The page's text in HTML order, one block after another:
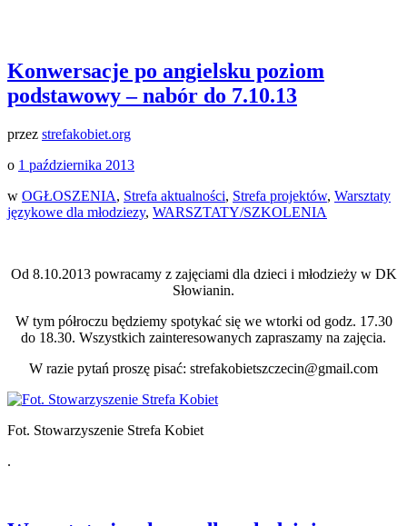
Konwersacje po angielsku poziom
podstawowy – nabór do 7.10.13
przez strefakobiet.org
o 1 października 2013
w OGŁOSZENIA, Strefa aktualności, Strefa projektów, Warsztaty
językowe dla młodziezy, WARSZTATY/SZKOLENIA
Od 8.10.2013 powracamy z zajęciami dla dzieci i młodzieży w DK
Słowianin.
W tym półroczu będziemy spotykać się we wtorki od godz. 17.30
do 18.30. Wszystkich zainteresowanych zapraszamy na zajęcia.
W razie pytań proszę pisać: strefakobietszczecin@gmail.com
Fot. Stowarzyszenie Strefa Kobiet
.